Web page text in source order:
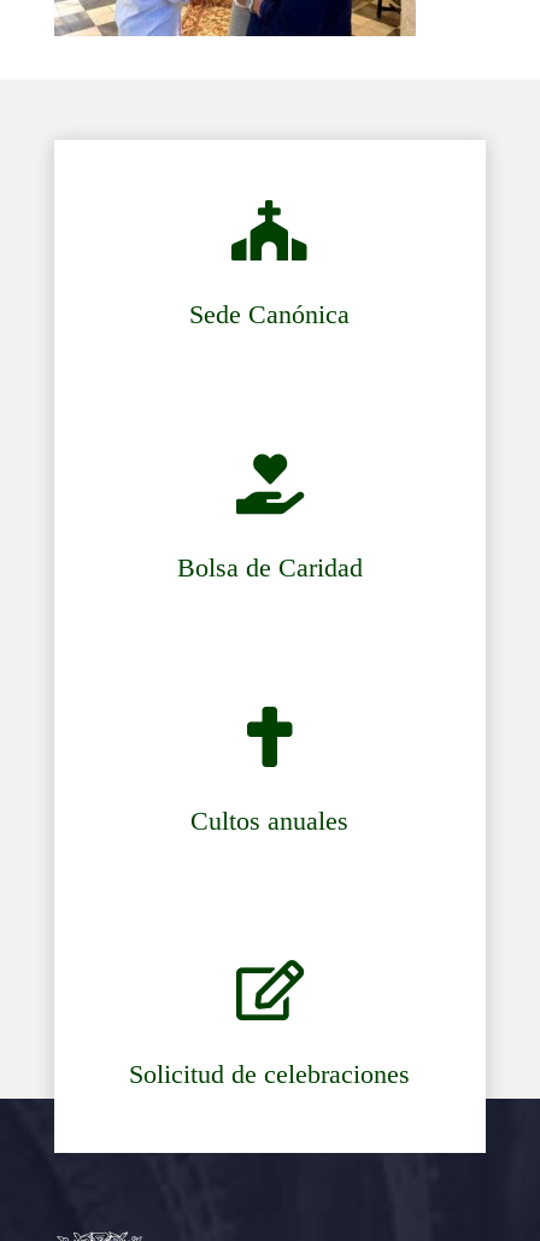

Sede Canónica

Bolsa de Caridad

Cultos anuales

Solicitud de celebraciones